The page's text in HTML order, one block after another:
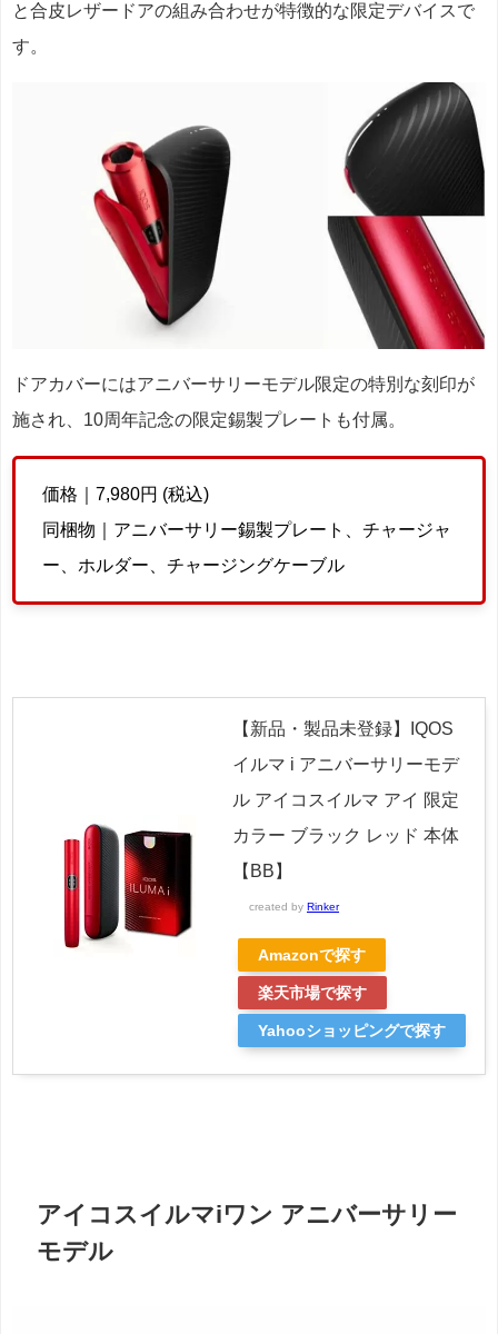
と合皮レザードアの組み合わせが特徴的な限定デバイスで
す。
ドアカバーにはアニバーサリーモデル限定の特別な刻印が
施され、10周年記念の限定錫製プレートも付属。
価格｜7,980円 (税込)
同梱物｜アニバーサリー錫製プレート、チャージャ
ー、ホルダー、チャージングケーブル
【新品・製品未登録】IQOS
イルマ i アニバーサリーモデ
ル アイコスイルマ アイ 限定
カラー ブラック レッド 本体
【BB】
created by Rinker
Amazonで探す
楽天市場で探す
Yahooショッピングで探す
アイコスイルマiワン アニバーサリー
モデル